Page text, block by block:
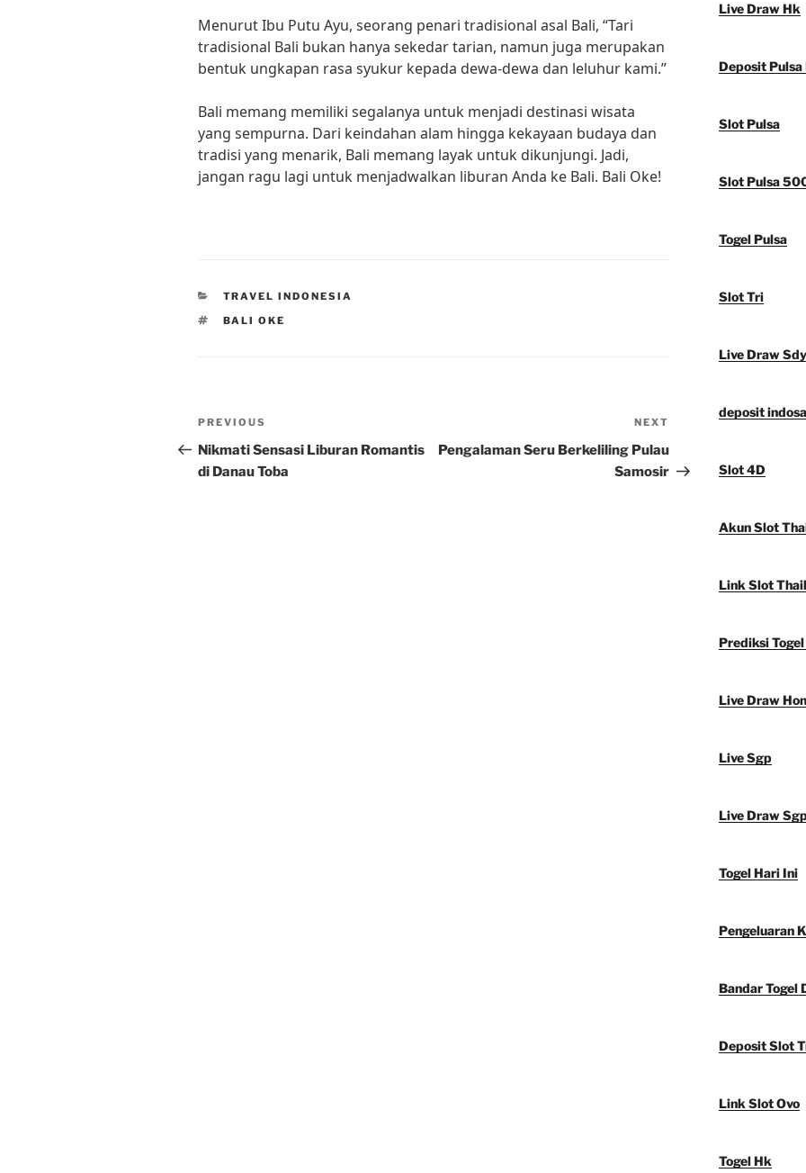
Menurut Ibu Putu Ayu, seorang penari tradisional asal Bali, “Tari
tradisional Bali bukan hanya sekedar tarian, namun juga merupakan
bentuk ungkapan rasa syukur kepada dewa-dewa dan leluhur kami.”
Bali memang memiliki segalanya untuk menjadi destinasi wisata
yang sempurna. Dari keindahan alam hingga kekayaan budaya dan
tradisi yang menarik, Bali memang layak untuk dikunjungi. Jadi,
jangan ragu lagi untuk menjadwalkan liburan Anda ke Bali. Bali Oke!
CATEGORIES
TRAVEL INDONESIA
TAGS
BALI OKE
Post
navigation
Previous
Post
PREVIOUS
Nikmati Sensasi Liburan Romantis
di Danau Toba
Post
NEXT
Pengalaman Seru Berkeliling Pulau
Samosir
Live Draw Hk
Deposit Pulsa
Slot Pulsa
Slot Pulsa
Togel Pulsa
Slot Tri
Live Draw Sdy
deposit
Slot 4D
Akun Slot
Link Slot
Prediksi
Live Draw
Live Sgp
Live Draw
Togel Hari Ini
Pengeluaran
Bandar Togel
Deposit Slot
Link Slot Ovo
Togel Hk